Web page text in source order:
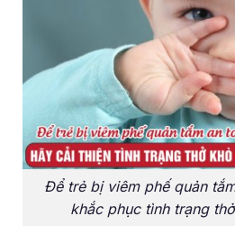
Để trẻ bị viêm phế quản
khắc phục tình trạng